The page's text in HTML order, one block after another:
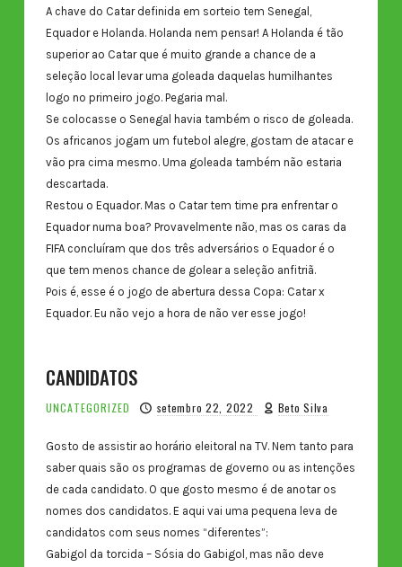
A chave do Catar definida em sorteio tem Senegal,
Equador e Holanda. Holanda nem pensar! A Holanda é tão
superior ao Catar que é muito grande a chance de a
seleção local levar uma goleada daquelas humilhantes
logo no primeiro jogo. Pegaria mal.
Se colocasse o Senegal havia também o risco de goleada.
Os africanos jogam um futebol alegre, gostam de atacar e
vão pra cima mesmo. Uma goleada também não estaria
descartada.
Restou o Equador. Mas o Catar tem time pra enfrentar o
Equador numa boa? Provavelmente não, mas os caras da
FIFA concluíram que dos três adversários o Equador é o
que tem menos chance de golear a seleção anfitriã.
Pois é, esse é o jogo de abertura dessa Copa: Catar x
Equador. Eu não vejo a hora de não ver esse jogo!
CANDIDATOS
UNCATEGORIZED setembro 22, 2022 Beto Silva
Gosto de assistir ao horário eleitoral na TV. Nem tanto para
saber quais são os programas de governo ou as intenções
de cada candidato. O que gosto mesmo é de anotar os
nomes dos candidatos. E aqui vai uma pequena leva de
candidatos com seus nomes “diferentes”:
Gabigol da torcida – Sósia do Gabigol, mas não deve